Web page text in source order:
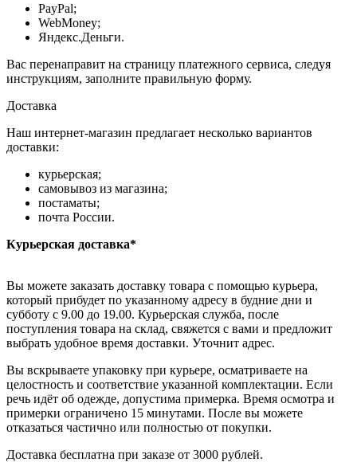
PayPal;
WebMoney;
Яндекс.Деньги.
Вас перенаправит на страницу платежного сервиса, следуя
инструкциям, заполните правильную форму.
Доставка
Наш интернет-магазин предлагает несколько вариантов
доставки:
курьерская;
самовывоз из магазина;
постаматы;
почта России.
Курьерская доставка*
Вы можете заказать доставку товара с помощью курьера,
который прибудет по указанному адресу в будние дни и
субботу с 9.00 до 19.00. Курьерская служба, после
поступления товара на склад, свяжется с вами и предложит
выбрать удобное время доставки. Уточнит адрес.
Вы вскрываете упаковку при курьере, осматриваете на
целостность и соответствие указанной комплектации. Если
речь идёт об одежде, допустима примерка. Время осмотра и
примерки ограничено 15 минутами. После вы можете
отказаться частично или полностью от покупки.
Доставка бесплатна при заказе от 3000 рублей.